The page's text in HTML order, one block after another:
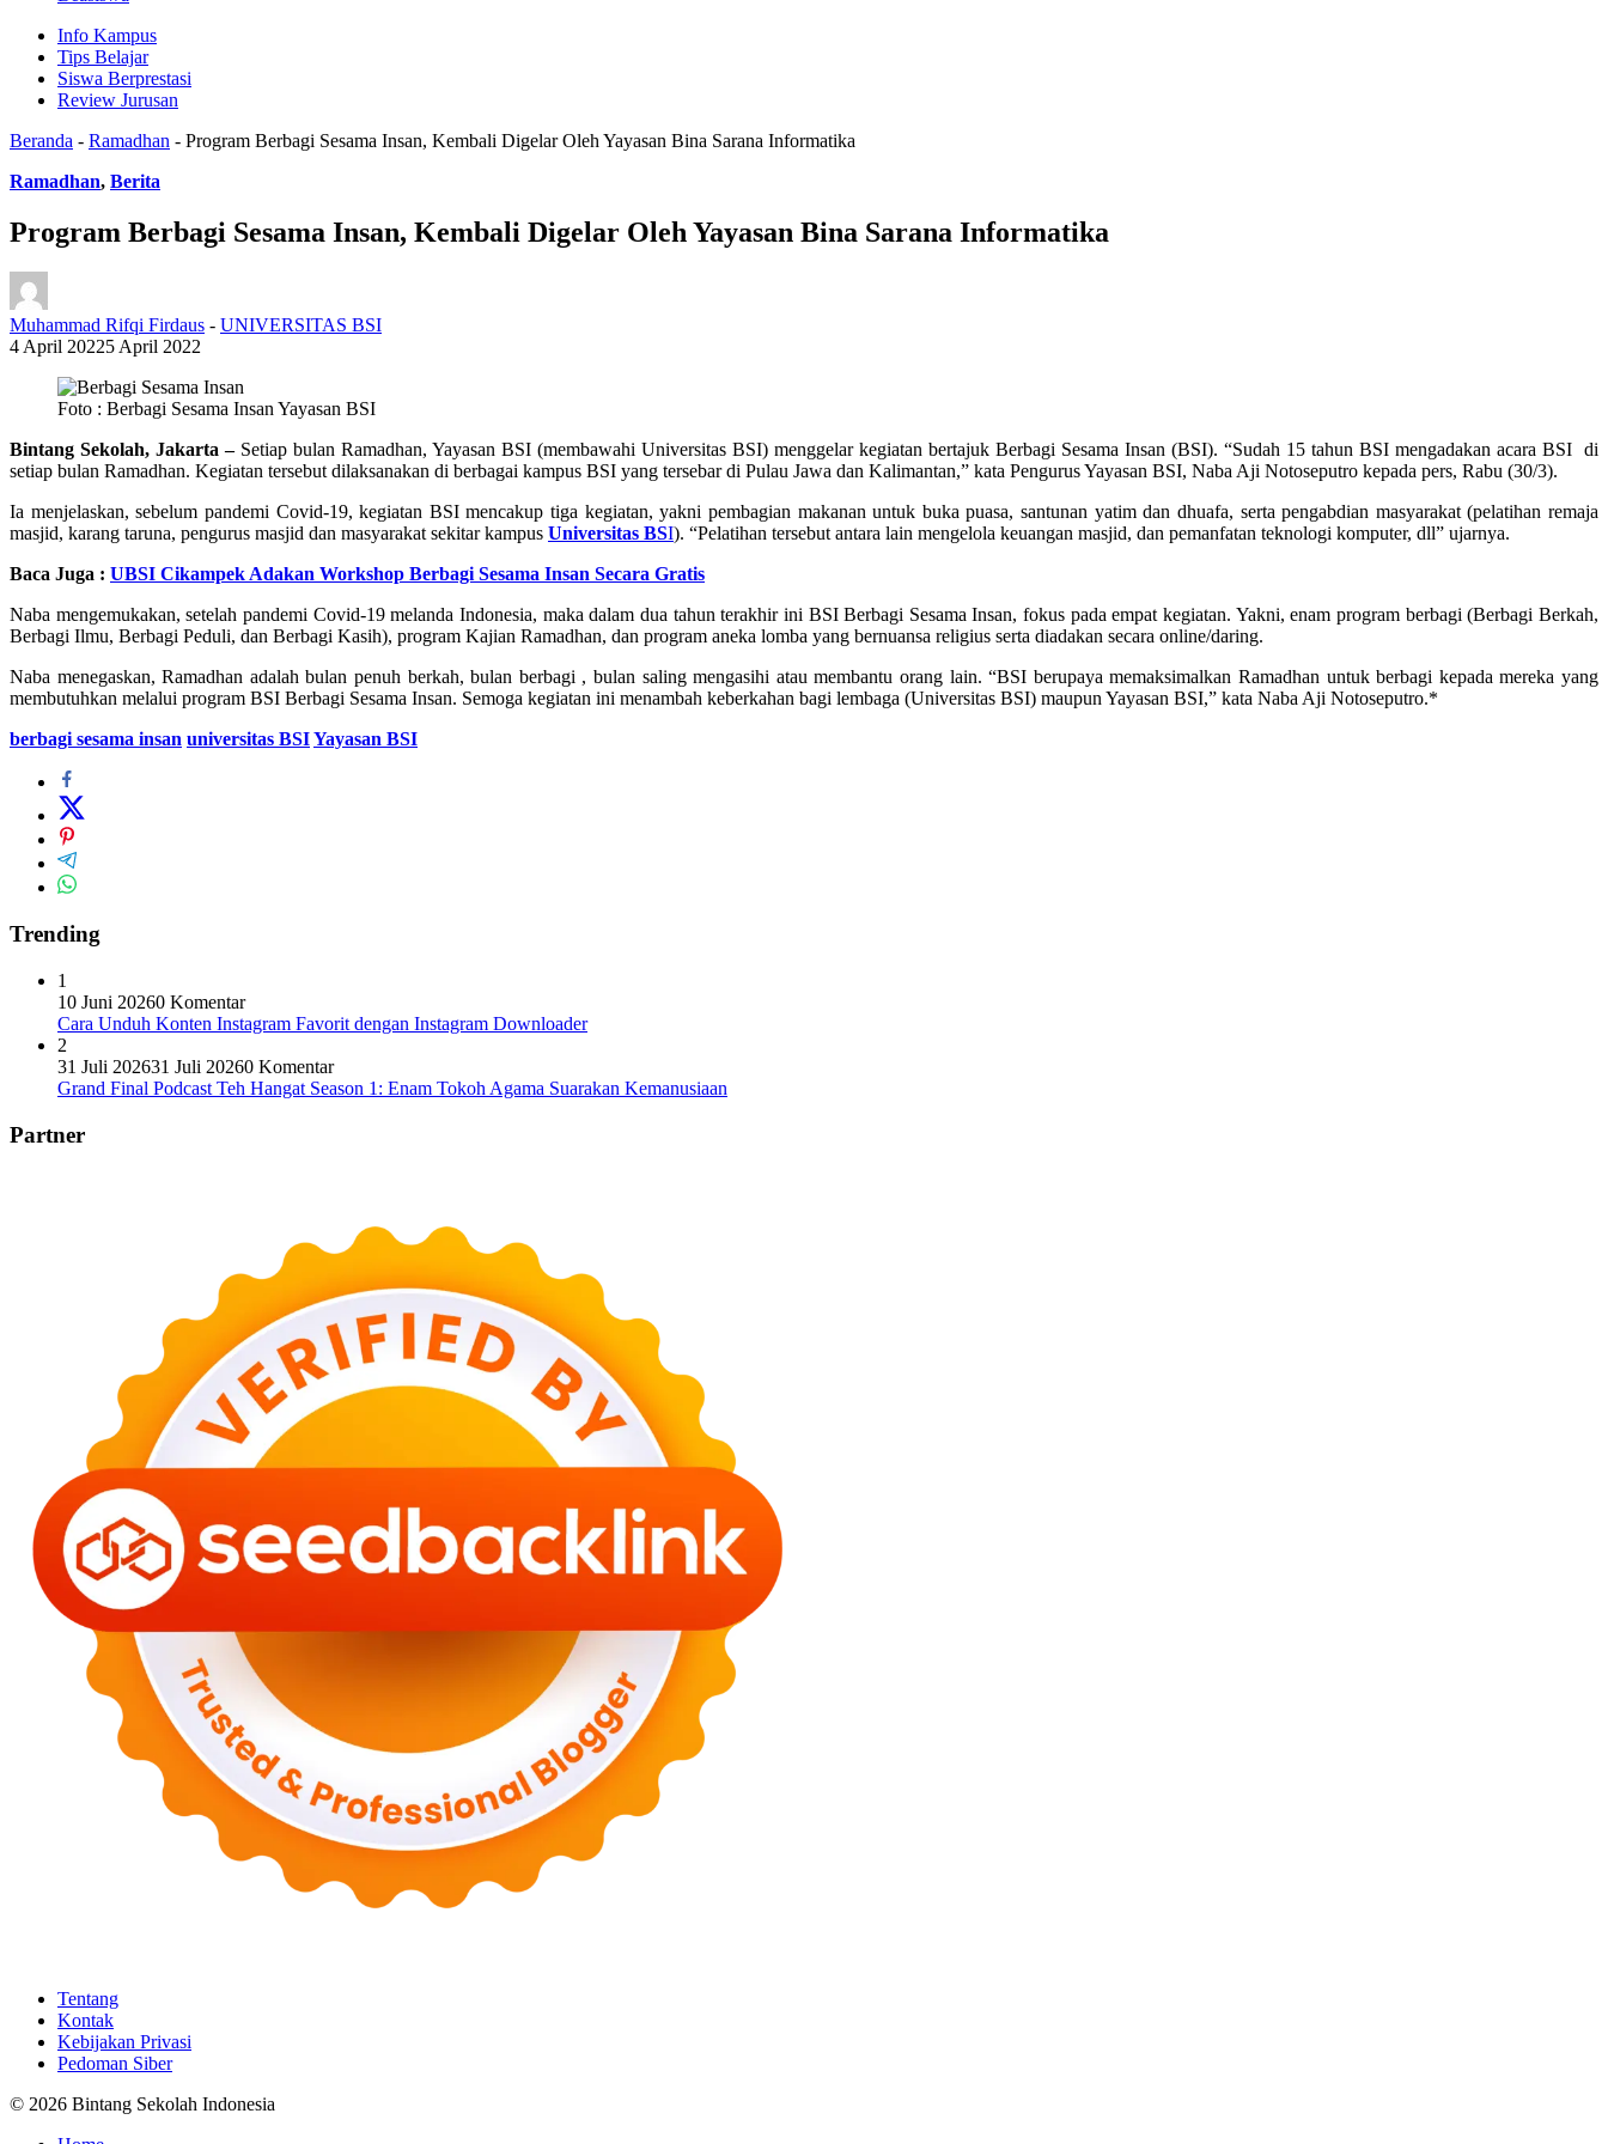
Info Kampus
Tips Belajar
Siswa Berprestasi
Review Jurusan
Beranda - Ramadhan - Program Berbagi Sesama Insan, Kembali Digelar Oleh Yayasan Bina Sarana Informatika
Ramadhan, Berita
Program Berbagi Sesama Insan, Kembali Digelar Oleh Yayasan Bina Sarana Informatika
Muhammad Rifqi Firdaus - UNIVERSITAS BSI
4 April 20225 April 2022
Foto : Berbagi Sesama Insan Yayasan BSI
Bintang Sekolah, Jakarta – Setiap bulan Ramadhan, Yayasan BSI (membawahi Universitas BSI) menggelar kegiatan bertajuk Berbagi Sesama Insan (BSI). “Sudah 15 tahun BSI mengadakan acara BSI di
setiap bulan Ramadhan. Kegiatan tersebut dilaksanakan di berbagai kampus BSI yang tersebar di Pulau Jawa dan Kalimantan,” kata Pengurus Yayasan BSI, Naba Aji Notoseputro kepada pers, Rabu (30/3).
Ia menjelaskan, sebelum pandemi Covid-19, kegiatan BSI mencakup tiga kegiatan, yakni pembagian makanan untuk buka puasa, santunan yatim dan dhuafa, serta pengabdian masyarakat (pelatihan remaja
masjid, karang taruna, pengurus masjid dan masyarakat sekitar kampus Universitas BSI). “Pelatihan tersebut antara lain mengelola keuangan masjid, dan pemanfatan teknologi komputer, dll” ujarnya.
Baca Juga : UBSI Cikampek Adakan Workshop Berbagi Sesama Insan Secara Gratis
Naba mengemukakan, setelah pandemi Covid-19 melanda Indonesia, maka dalam dua tahun terakhir ini BSI Berbagi Sesama Insan, fokus pada empat kegiatan. Yakni, enam program berbagi (Berbagi Berkah,
Berbagi Ilmu, Berbagi Peduli, dan Berbagi Kasih), program Kajian Ramadhan, dan program aneka lomba yang bernuansa religius serta diadakan secara online/daring.
Naba menegaskan, Ramadhan adalah bulan penuh berkah, bulan berbagi , bulan saling mengasihi atau membantu orang lain. “BSI berupaya memaksimalkan Ramadhan untuk berbagi kepada mereka yang
membutuhkan melalui program BSI Berbagi Sesama Insan. Semoga kegiatan ini menambah keberkahan bagi lembaga (Universitas BSI) maupun Yayasan BSI,” kata Naba Aji Notoseputro.*
berbagi sesama insan universitas BSIYayasan BSI
Trending
1
10 Juni 20260 Komentar
Cara Unduh Konten Instagram Favorit dengan Instagram Downloader
2
31 Juli 202631 Juli 20260 Komentar
Grand Final Podcast Teh Hangat Season 1: Enam Tokoh Agama Suarakan Kemanusiaan
Partner
Tentang
Kontak
Kebijakan Privasi
Pedoman Siber
© 2026 Bintang Sekolah Indonesia